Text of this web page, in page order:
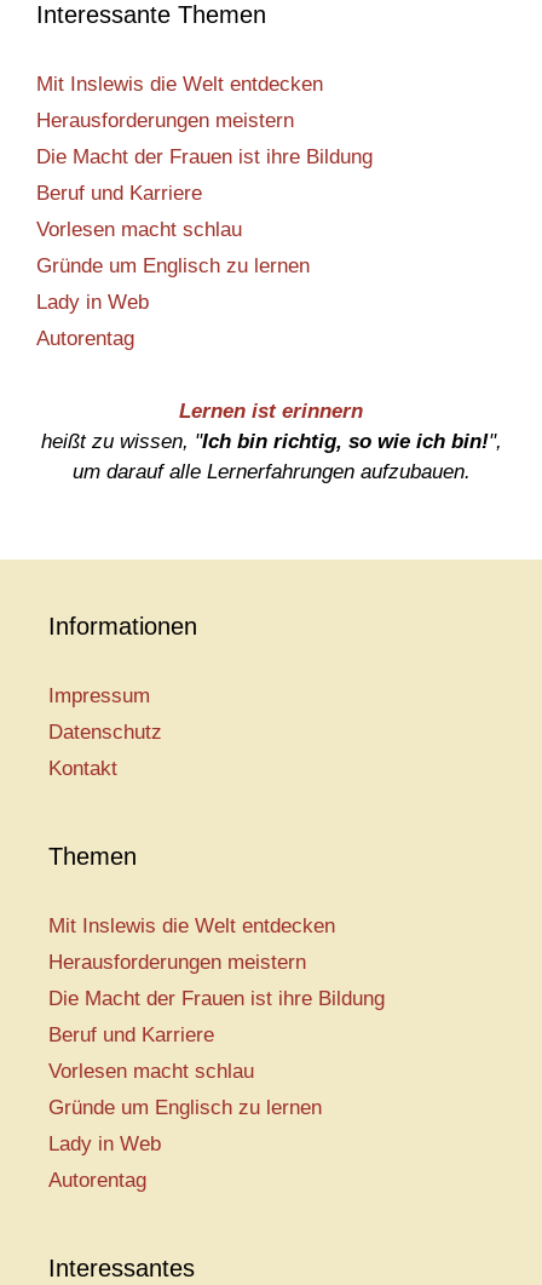
Interessante Themen
Mit Inslewis die Welt entdecken
Herausforderungen meistern
Die Macht der Frauen ist ihre Bildung
Beruf und Karriere
Vorlesen macht schlau
Gründe um Englisch zu lernen
Lady in Web
Autorentag
Lernen ist erinnern
heißt zu wissen, "Ich bin richtig, so wie ich bin!",
um darauf alle Lernerfahrungen aufzubauen.
Informationen
Impressum
Datenschutz
Kontakt
Themen
Mit Inslewis die Welt entdecken
Herausforderungen meistern
Die Macht der Frauen ist ihre Bildung
Beruf und Karriere
Vorlesen macht schlau
Gründe um Englisch zu lernen
Lady in Web
Autorentag
Interessantes